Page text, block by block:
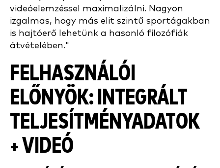
videóelemzéssel maximalizálni. Nagyon
izgalmas, hogy más elit szintű sportágakban
is hajtóerő lehetünk a hasonló filozófiák
átvételében."
FELHASZNÁLÓI
ELŐNYÖK: INTEGRÁLT
TELJESÍTMÉNYADATOK
+ VIDEÓ